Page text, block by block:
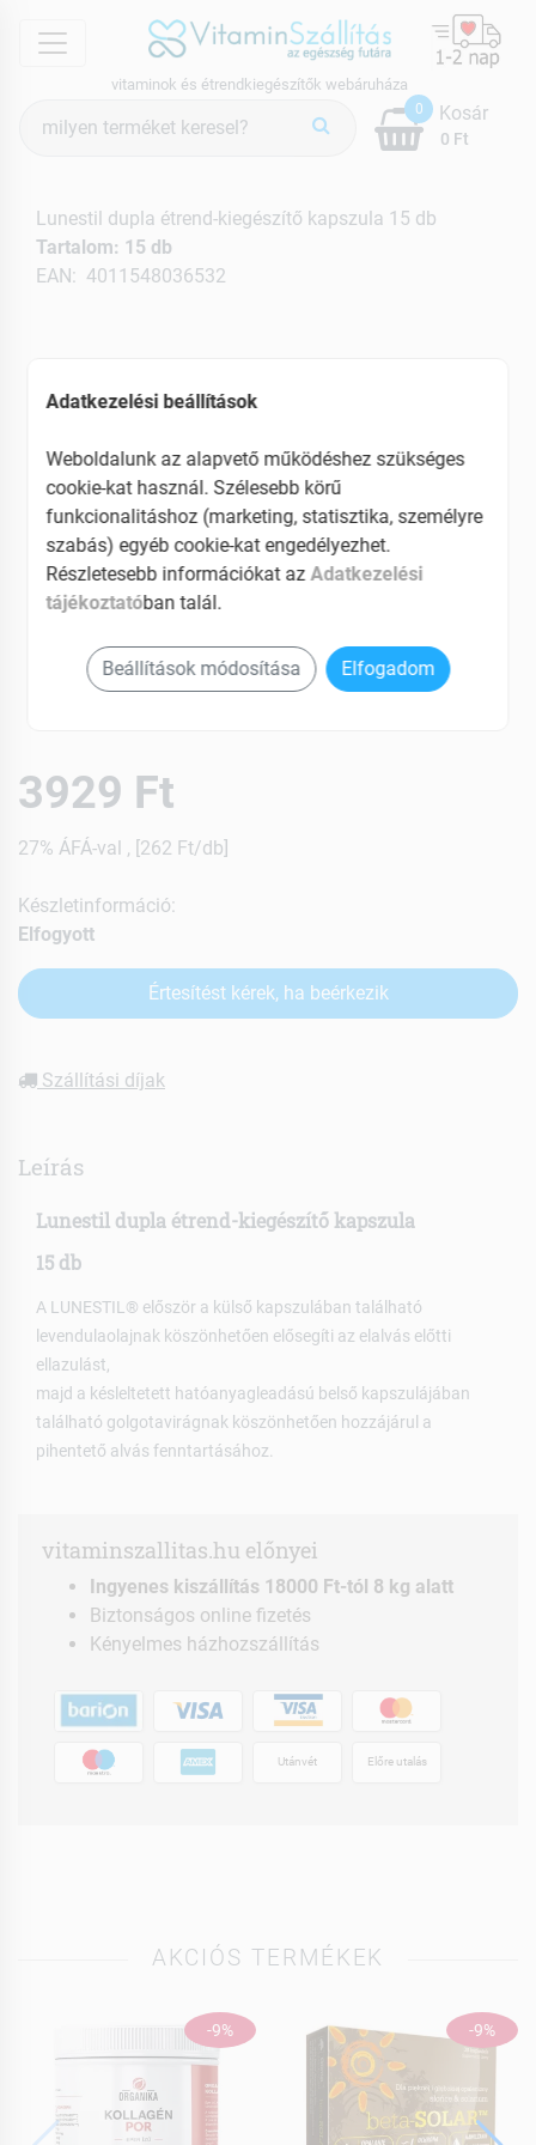
menu
vitaminok és étrendkiegészítők webáruháza
keresés
0
0 Ft
Kosár
Lunestil dupla étrend-kiegészítő kapszula 15 db
Tartalom: 15 db
EAN: 4011548036532
3929 Ft
27% ÁFÁ-val , [262 Ft/db]
Készletinformáció:
Elfogyott
Értesítést kérek, ha beérkezik
Szállítási díjak
Leírás
Lunestil dupla étrend-kiegészítő kapszula
15 db
A LUNESTIL® először a külső kapszulában található
levendulaolajnak köszönhetően elősegíti az elalvás előtti
ellazulást,
majd a késleltetett hatóanyagleadású belső kapszulájában
található golgotavirágnak köszönhetően hozzájárul a
pihentető alvás fenntartásához.
vitaminszallitas.hu előnyei
Ingyenes kiszállítás 18000 Ft-tól 8 kg alatt
Biztonságos online fizetés
Kényelmes házhozszállítás
Utánvét Előre utalás
AKCIÓS TERMÉKEK
-9% -9%
Adatkezelési beállítások
Weboldalunk az alapvető működéshez szükséges
cookie-kat használ. Szélesebb körű
funkcionalitáshoz (marketing, statisztika, személyre
szabás) egyéb cookie-kat engedélyezhet.
Részletesebb információkat azAdatkezelési
tájékoztatóban talál.
Beállítások módosítása Elfogadom